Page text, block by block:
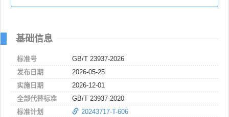
基础信息
标准号
GB/T 23937-2026
发布日期
2026-05-25
实施日期
2026-12-01
全部代替标准
GB/T 23937-2020
标准计划
20243717-T-606